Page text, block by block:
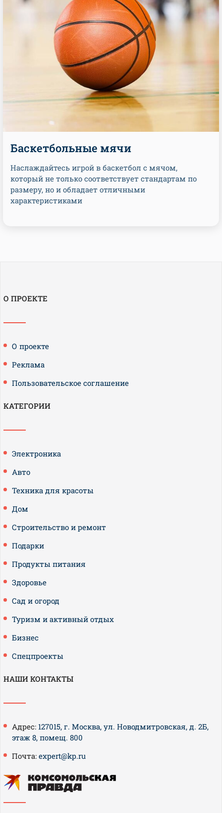
Баскетбольные мячи
Наслаждайтесь игрой в баскетбол с мячом,
который не только соответствует стандартам по
размеру, но и обладает отличными
характеристиками
О ПРОЕКТЕ
О проекте
Реклама
Пользовательское соглашение
КАТЕГОРИИ
Электроника
Авто
Техника для красоты
Дом
Строительство и ремонт
Подарки
Продукты питания
Здоровье
Сад и огород
Туризм и активный отдых
Бизнес
Спецпроекты
НАШИ КОНТАКТЫ
Адрес: 127015, г. Москва, ул. Новодмитровская, д. 2Б,
этаж 8, помещ. 800
Почта: expert@kp.ru